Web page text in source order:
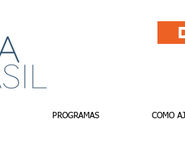
PROGRAMAS COMO